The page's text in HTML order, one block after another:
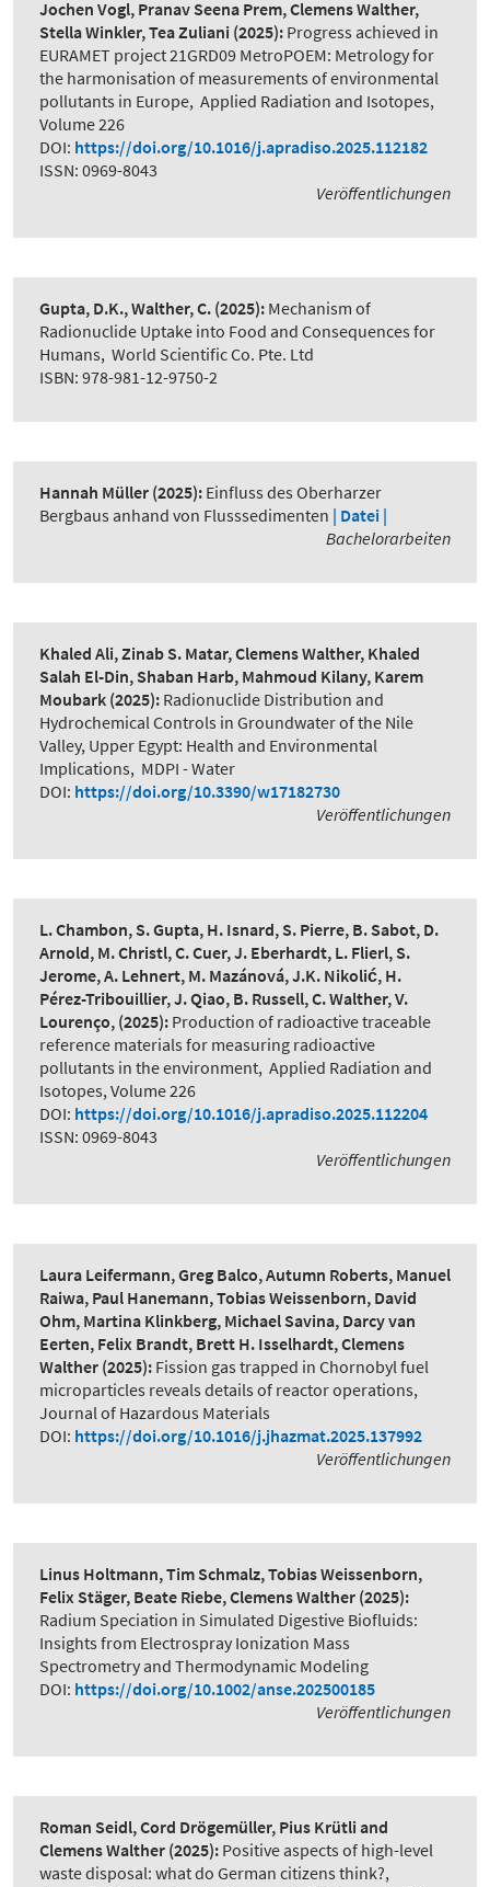
Jochen Vogl, Pranav Seena Prem, Clemens Walther,
Stella Winkler, Tea Zuliani (2025): Progress achieved in
EURAMET project 21GRD09 MetroPOEM: Metrology for
the harmonisation of measurements of environmental
pollutants in Europe, Applied Radiation and Isotopes,
Volume 226
DOI: https://doi.org/10.1016/j.apradiso.2025.112182
ISSN: 0969-8043
Veröffentlichungen
Gupta, D.K., Walther, C. (2025): Mechanism of
Radionuclide Uptake into Food and Consequences for
Humans, World Scientific Co. Pte. Ltd
ISBN: 978-981-12-9750-2
Hannah Müller (2025): Einfluss des Oberharzer
Bergbaus anhand von Flusssedimenten | Datei |
Bachelorarbeiten
Khaled Ali, Zinab S. Matar, Clemens Walther, Khaled
Salah El-Din, Shaban Harb, Mahmoud Kilany, Karem
Moubark (2025): Radionuclide Distribution and
Hydrochemical Controls in Groundwater of the Nile
Valley, Upper Egypt: Health and Environmental
Implications, MDPI - Water
DOI: https://doi.org/10.3390/w17182730
Veröffentlichungen
L. Chambon, S. Gupta, H. Isnard, S. Pierre, B. Sabot, D.
Arnold, M. Christl, C. Cuer, J. Eberhardt, L. Flierl, S.
Jerome, A. Lehnert, M. Mazánová, J.K. Nikolić, H.
Pérez-Tribouillier, J. Qiao, B. Russell, C. Walther, V.
Lourenço, (2025): Production of radioactive traceable
reference materials for measuring radioactive
pollutants in the environment, Applied Radiation and
Isotopes, Volume 226
DOI: https://doi.org/10.1016/j.apradiso.2025.112204
ISSN: 0969-8043
Veröffentlichungen
Laura Leifermann, Greg Balco, Autumn Roberts, Manuel
Raiwa, Paul Hanemann, Tobias Weissenborn, David
Ohm, Martina Klinkberg, Michael Savina, Darcy van
Eerten, Felix Brandt, Brett H. Isselhardt, Clemens
Walther (2025): Fission gas trapped in Chornobyl fuel
microparticles reveals details of reactor operations,
Journal of Hazardous Materials
DOI: https://doi.org/10.1016/j.jhazmat.2025.137992
Veröffentlichungen
Linus Holtmann, Tim Schmalz, Tobias Weissenborn,
Felix Stäger, Beate Riebe, Clemens Walther (2025):
Radium Speciation in Simulated Digestive Biofluids:
Insights from Electrospray Ionization Mass
Spectrometry and Thermodynamic Modeling
DOI: https://doi.org/10.1002/anse.202500185
Veröffentlichungen
Roman Seidl, Cord Drögemüller, Pius Krütli and
Clemens Walther (2025): Positive aspects of high-level
waste disposal: what do German citizens think?,